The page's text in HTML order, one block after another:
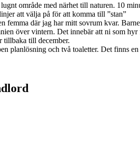
område med närhet till naturen. 10
att välja på för att komma till ”stan”
femma där jag har mitt sovrum kvar.
över vintern. Det innebär att ni som
tillbaka till december.
planlösning och två toaletter. Det finns en